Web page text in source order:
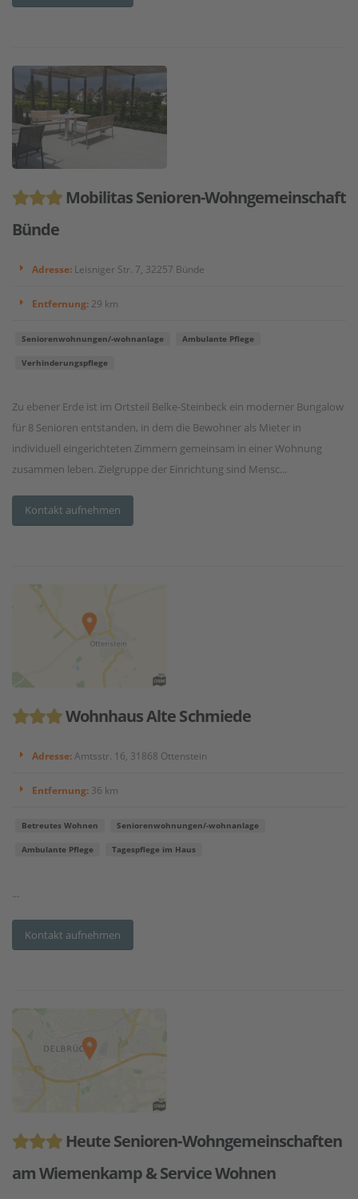
Mobilitas Senioren-Wohngemeinschaft
Bünde
Adresse: Leisniger Str. 7, 32257 Bünde
Entfernung: 29 km
Seniorenwohnungen/-wohnanlage Ambulante Pflege
Verhinderungspflege
Zu ebener Erde ist im Ortsteil Belke-Steinbeck ein moderner Bungalow
für 8 Senioren entstanden, in dem die Bewohner als Mieter in
individuell eingerichteten Zimmern gemeinsam in einer Wohnung
zusammen leben. Zielgruppe der Einrichtung sind Mensc...
Kontakt aufnehmen
Wohnhaus Alte Schmiede
Adresse: Amtsstr. 16, 31868 Ottenstein
Entfernung: 36 km
Betreutes Wohnen Seniorenwohnungen/-wohnanlage
Ambulante Pflege Tagespflege im Haus
...
Kontakt aufnehmen
Heute Senioren-Wohngemeinschaften
am Wiemenkamp & Service Wohnen